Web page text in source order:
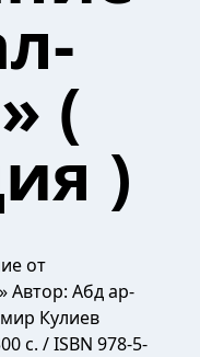
(
)
от
Автор: Абд ар-
Кулиев
с. / ISBN 978-5-